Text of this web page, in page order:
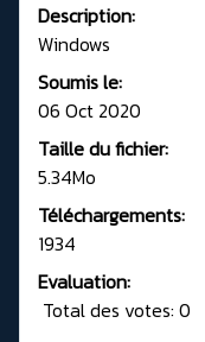
Description:
Windows
Soumis le:
06 Oct 2020
Taille du fichier:
5.34Mo
Téléchargements:
1934
Evaluation:
Total des votes: 0